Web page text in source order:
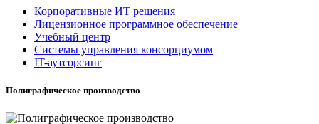
Корпоративные ИТ решения
Лицензионное программное обеспечение
Учебный центр
Системы управления консорциумом
IT-аутсорсинг
Полиграфическое производство